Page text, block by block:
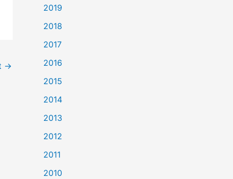
→
2019
2018
2017
2016
2015
2014
2013
2012
2011
2010